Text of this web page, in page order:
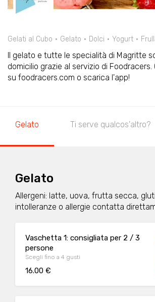
Gelati al Cubo Gelato Dolci Yogurt
Il gelato e tutte le specialità di Magritte
domicilio grazie al servizio di Foodracers.
su foodracers.com o scarica l'app!
Gelato Ti serve qualcos'altro?
Gelato
Allergeni: latte, uova, frutta secca,
intolleranze o allergie contatta
Vaschetta 1: consigliata per 2 / 3
persone
Scegli fino a 4 gusti
16.00 €